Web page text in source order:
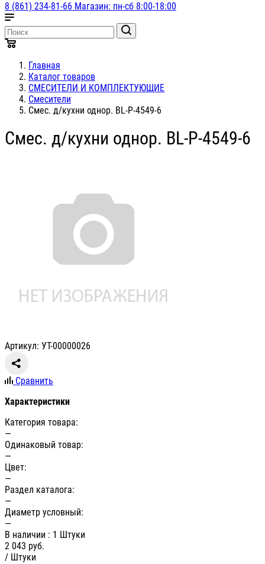
8 (861) 234-81-66 Магазин: пн-сб 8:00-18:00
Главная
Каталог товаров
СМЕСИТЕЛИ И КОМПЛЕКТУЮЩИЕ
Смесители
Смес. д/кухни однор. BL-P-4549-6
Смес. д/кухни однор. BL-P-4549-6
Артикул: УТ-00000026
Сравнить
Характеристики
Категория товара:
—
Одинаковый товар:
—
Цвет:
—
Раздел каталога:
—
Диаметр условный:
—
В наличии : 1 Штуки
2 043 руб.
/ Штуки